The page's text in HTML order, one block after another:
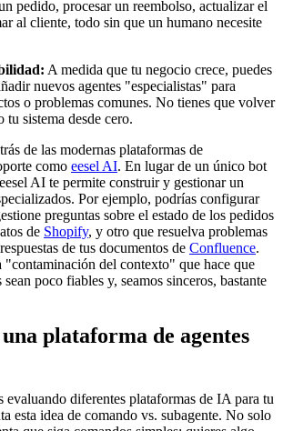
pedido, procesar un reembolso, actualizar el
al cliente, todo sin que un humano necesite
A medida que tu negocio crece, puedes
nuevos agentes "especialistas" para
o problemas comunes. No tienes que volver
tu sistema desde cero.
de las modernas plataformas de
como eesel AI. En lugar de un único bot
AI te permite construir y gestionar un
Por ejemplo, podrías configurar
preguntas sobre el estado de los pedidos
de Shopify, y otro que resuelva problemas
de tus documentos de Confluence.
"contaminación del contexto" que hace que
poco fiables y, seamos sinceros, bastante
plataforma de agentes
evaluando diferentes plataformas de IA para tu
esta idea de comando vs. subagente. No solo